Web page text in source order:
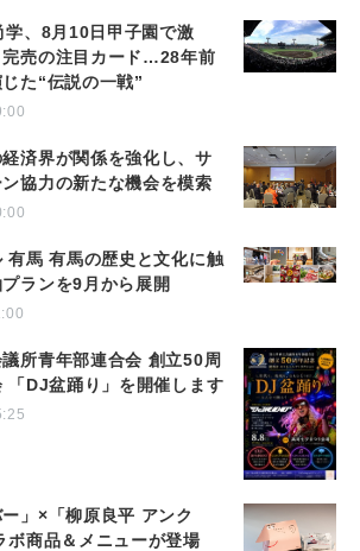
、8月10日甲子園で激
売の注目カード…28年前
た“伝説の一戦”
済界が関係を強化し、サ
協力の新たな機会を模索
有馬 有馬の歴史と文化に触
ランを9月から展開
所青年部連合会 創立50周
「DJ盆踊り」を開催します
ー」×「柳原良平 アンク
ボ商品＆メニューが登場